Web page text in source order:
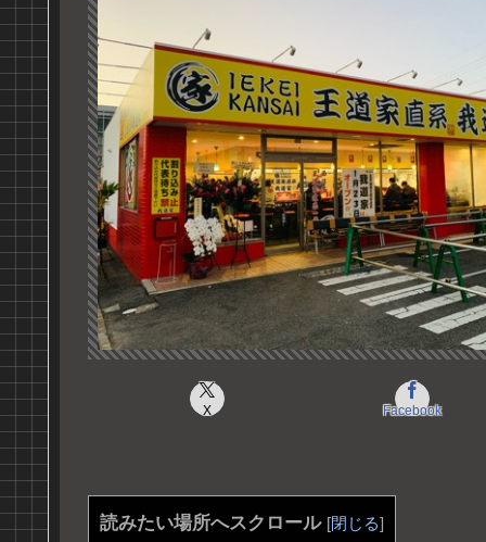
X Facebook
読みたい場所へスクロール [閉じる]